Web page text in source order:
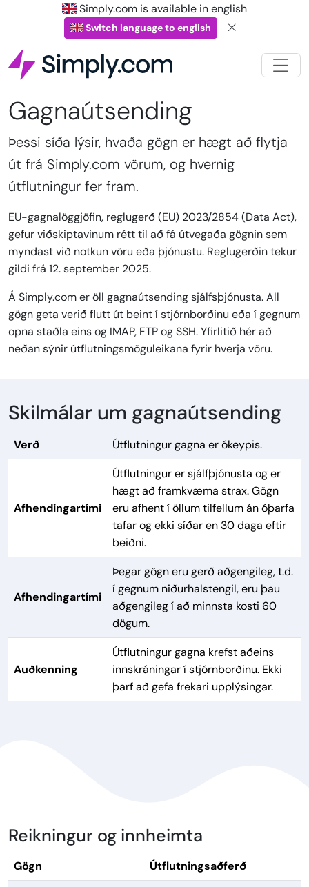
Simply.com is available in english
Switch language to english
Gagnaútsending
Þessi síða lýsir, hvaða gögn er hægt að flytja
út frá Simply.com vörum, og hvernig
útflutningur fer fram.
EU-gagnalöggjöfin, reglugerð (EU) 2023/2854 (Data Act),
gefur viðskiptavinum rétt til að fá útvegaða gögnin sem
myndast við notkun vöru eða þjónustu. Reglugerðin tekur
gildi frá 12. september 2025.
Á Simply.com er öll gagnaútsending sjálfsþjónusta. All
gögn geta verið flutt út beint í stjórnborðinu eða í gegnum
opna staðla eins og IMAP, FTP og SSH. Yfirlitið hér að
neðan sýnir útflutningsmöguleikana fyrir hverja vöru.
Skilmálar um gagnaútsending
Verð Útflutningur gagna er ókeypis.
Afhendingartími
Útflutningur er sjálfþjónusta og er
hægt að framkvæma strax. Gögn
eru afhent í öllum tilfellum án óþarfa
tafar og ekki síðar en 30 daga eftir
beiðni.
Afhendingartími
Þegar gögn eru gerð aðgengileg, t.d.
í gegnum niðurhalstengil, eru þau
aðgengileg í að minnsta kosti 60
dögum.
Auðkenning
Útflutningur gagna krefst aðeins
innskráningar í stjórnborðinu. Ekki
þarf að gefa frekari upplýsingar.
Reikningur og innheimta
Gögn
Útflutningsaðferð